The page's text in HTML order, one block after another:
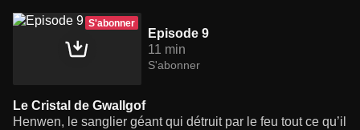
S'abonner
Episode 9
11 min
S'abonner
Le Cristal de Gwallgof
Henwen, le sanglier géant qui détruit par le feu tout ce qu’il